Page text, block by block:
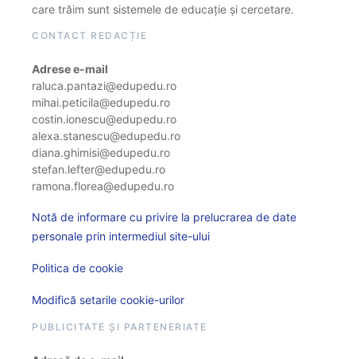
care trăim sunt sistemele de educație și cercetare.
CONTACT REDACȚIE
Adrese e-mail
raluca.pantazi@edupedu.ro
mihai.peticila@edupedu.ro
costin.ionescu@edupedu.ro
alexa.stanescu@edupedu.ro
diana.ghimisi@edupedu.ro
stefan.lefter@edupedu.ro
ramona.florea@edupedu.ro
Notă de informare cu privire la prelucrarea de date
personale prin intermediul site-ului
Politica de cookie
Modifică setarile cookie-urilor
PUBLICITATE ȘI PARTENERIATE